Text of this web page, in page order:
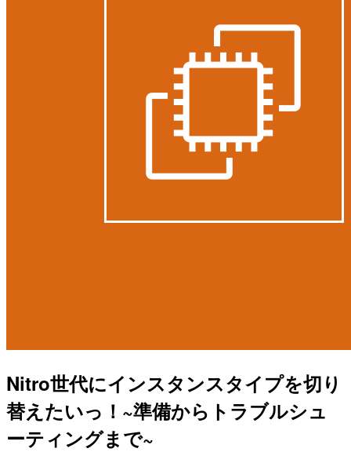
Nitro世代にインスタンスタイプを切り
替えたいっ！~準備からトラブルシュ
ーティングまで~